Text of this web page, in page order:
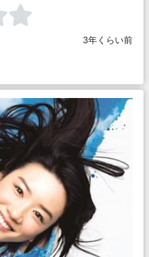
3年くらい前